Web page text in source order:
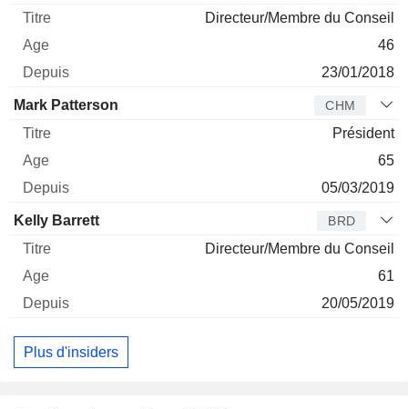
Directeur/Membre du Conseil
46
23/01/2018
Mark Patterson CHM
Président
65
05/03/2019
Kelly Barrett BRD
Directeur/Membre du Conseil
61
20/05/2019
Plus d'insiders